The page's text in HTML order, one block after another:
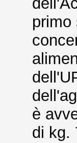
primo
è
di kg.